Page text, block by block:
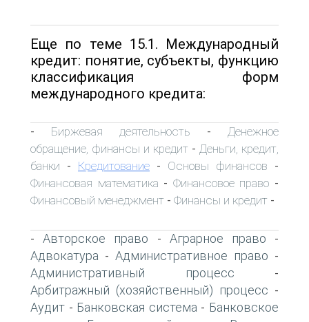
Еще по теме 15.1. Международный
кредит: понятие, субъекты, функцию
классификация форм
международного кредита:
- Биржевая деятельность - Денежное
обращение, финансы и кредит - Деньги, кредит,
банки - Кредитование - Основы финансов -
Финансовая математика - Финансовое право -
Финансовый менеджмент - Финансы и кредит -
-Авторское право - Аграрное право -
Адвокатура - Административное право -
Административный процесс -
Арбитражный (хозяйственный) процесс -
Аудит - Банковская система - Банковское